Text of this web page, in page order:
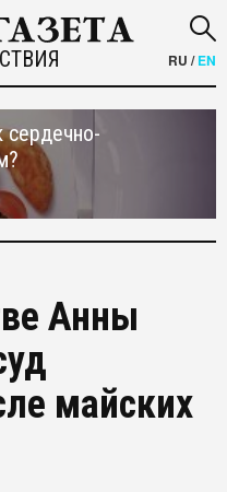
RU /EN
сердечно-
Анны
майских